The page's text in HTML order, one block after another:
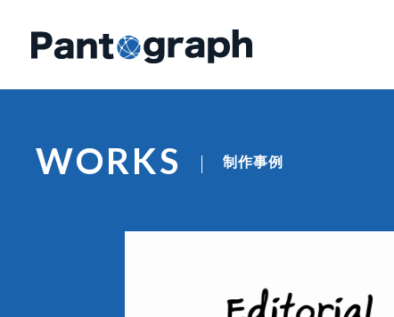
WORKS 制作事例